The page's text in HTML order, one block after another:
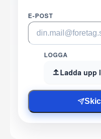
E-POST
LOGGA
Ladda upp